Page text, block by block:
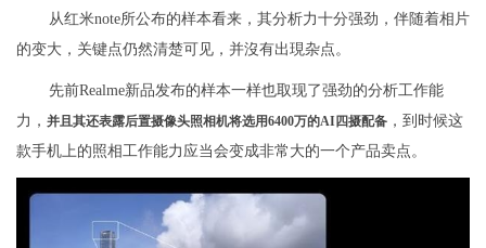
从红米note所公布的样本看来，其分析力十分强劲，伴随着相片
的变大，关键点仍然清楚可见，并沒有出現杂点。
先前Realme新品发布的样本一样也取现了强劲的分析工作能
力， 并且其还表露后置摄像头照相机将选用6400万的AI四摄配备 ，到时候这
款手机上的照相工作能力应当会变成非常大的一个产品卖点。